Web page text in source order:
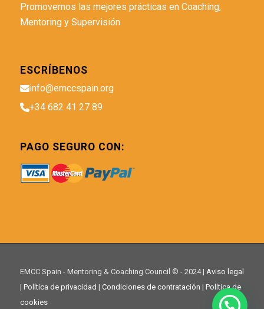
Promovemos las mejores prácticas en Coaching,
Mentoring y Supervisión
ESCRÍBENOS
info@emccspain.org
+34 682 41 27 89
PAGO SEGURO CON:
EMCC Spain - Mentoring & Coaching Council © - 2024 | Aviso legal
| Política de privacidad | Condiciones de contratación | Política de
cookies